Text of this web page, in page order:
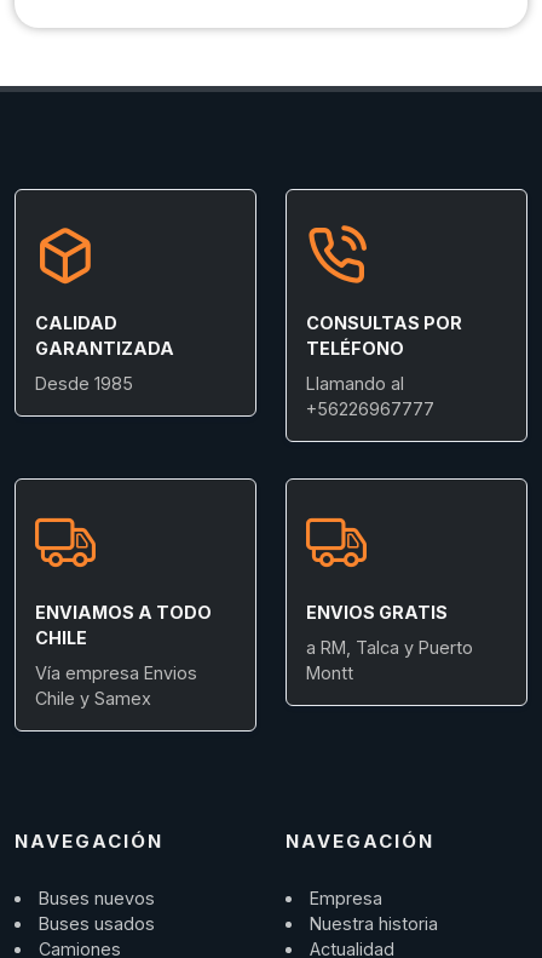
CALIDAD
GARANTIZADA
Desde 1985
CONSULTAS POR
TELÉFONO
Llamando al
+56226967777
ENVIAMOS A TODO
CHILE
Vía empresa Envios
Chile y Samex
ENVIOS GRATIS
a RM, Talca y Puerto
Montt
NAVEGACIÓN
Buses nuevos
Buses usados
Camiones
NAVEGACIÓN
Empresa
Nuestra historia
Actualidad